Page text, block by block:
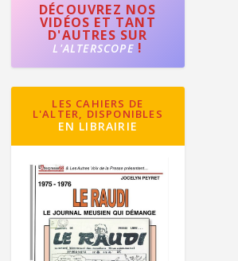
DÉCOUVREZ NOS
VIDÉOS ET TANT
D'AUTRES SUR
L'ALTERSCOPE!
LES CAHIERS DE
L'ALTER, DISPONIBLES
EN LIBRAIRIE